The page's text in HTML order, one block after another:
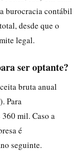
burocracia contábil
desde que o
legal.
ser optante?
bruta anual
Para
mil. Caso a
é
seguinte.